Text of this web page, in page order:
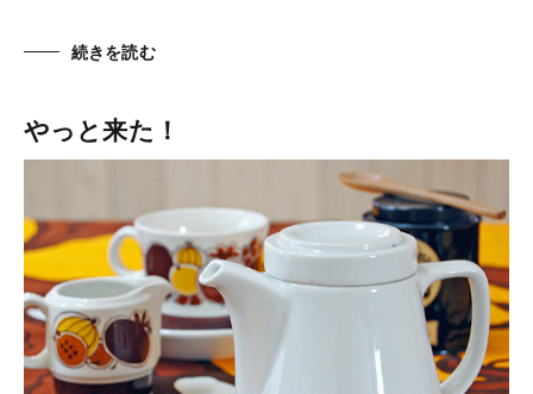
続きを読む
やっと来た！